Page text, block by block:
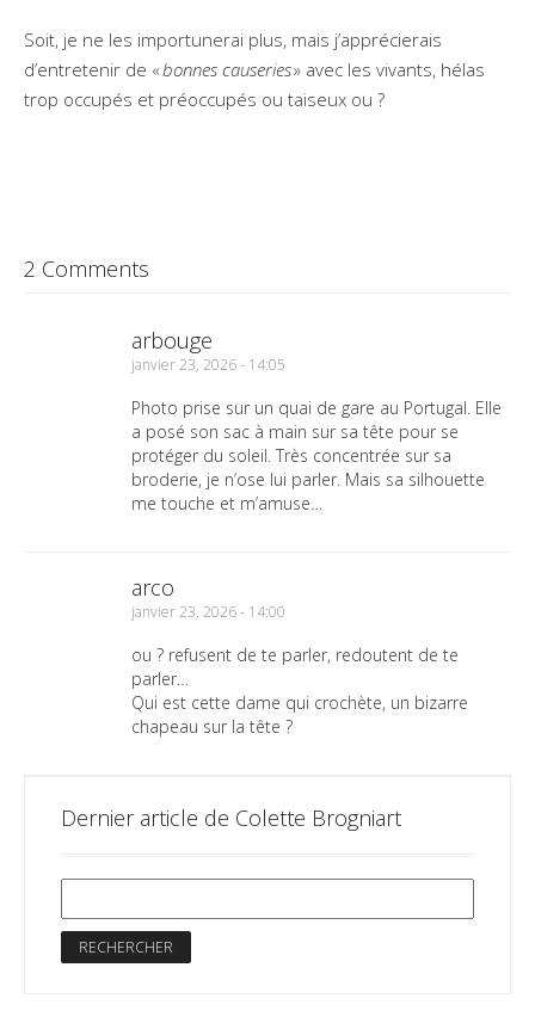
Soit, je ne les importunerai plus, mais j’apprécierais
d’entretenir de «bonnes causeries» avec les vivants, hélas
trop occupés et préoccupés ou taiseux ou ?
2 Comments
arbouge
janvier 23, 2026 - 14:05
Photo prise sur un quai de gare au Portugal. Elle
a posé son sac à main sur sa tête pour se
protéger du soleil. Très concentrée sur sa
broderie, je n’ose lui parler. Mais sa silhouette
me touche et m’amuse…
arco
janvier 23, 2026 - 14:00
ou ? refusent de te parler, redoutent de te
parler…
Qui est cette dame qui crochète, un bizarre
chapeau sur la tête ?
Dernier article de Colette Brogniart